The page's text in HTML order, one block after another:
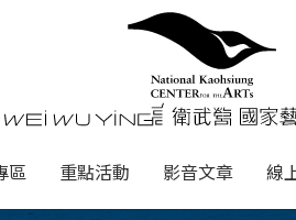
衛武營國家
區 重點活動 影音文章 線